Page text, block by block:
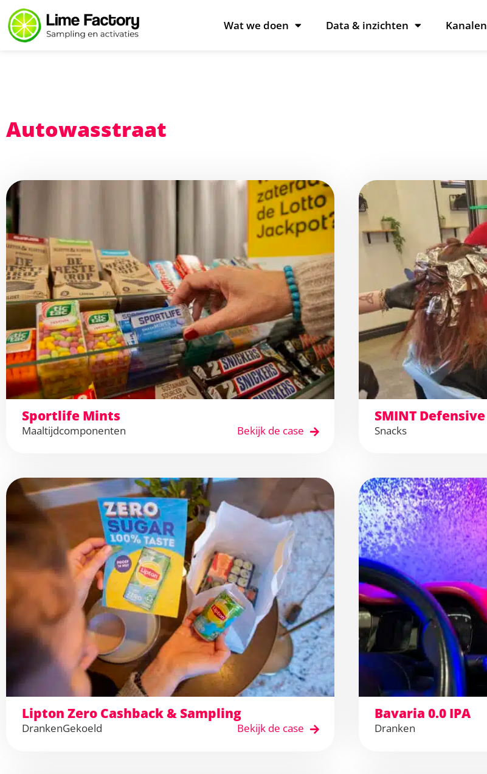
Wat we doen Data & inzichten Kanalen
Autowasstraat
Sportlife Mints
Maaltijdcomponenten Bekijk de case
SMINT Defensive
Snacks
Lipton Zero Cashback & Sampling
DrankenGekoeld Bekijk de case
Bavaria 0.0 IPA
Dranken